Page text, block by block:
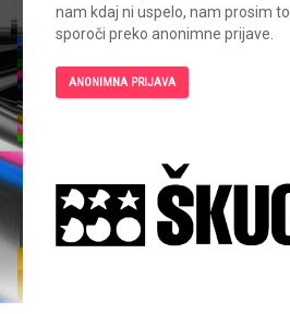
nam kdaj ni uspelo, nam prosim to
sporoči preko anonimne prijave.
ANONIMNA PRIJAVA